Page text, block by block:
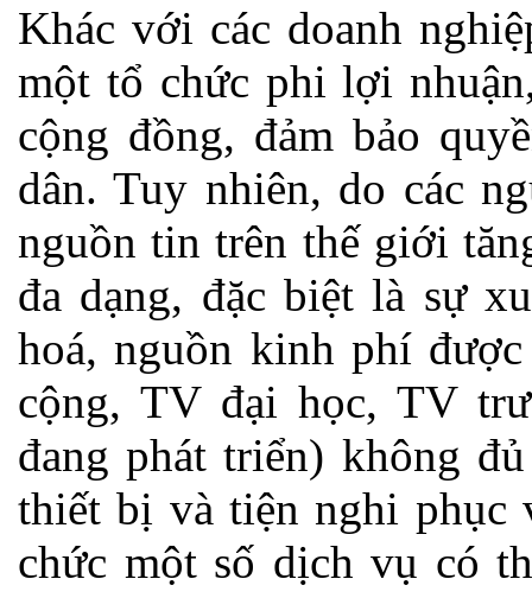
Khác với các doanh
một tổ chức phi lợi
cộng đồng, đảm bảo
dân. Tuy nhiên, do các
nguồn tin trên thế giới
đa dạng, đặc biệt là sự
hoá, nguồn kinh phí
cộng, TV đại học, TV
đang phát triển) không
thiết bị và tiện nghi phục
chức một số dịch vụ có